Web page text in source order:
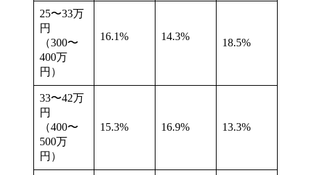
25〜33万
円
（300〜
400万
円）
16.1% 14.3%
18.5%
33〜42万
円
（400〜
500万
円）
15.3% 16.9% 13.3%